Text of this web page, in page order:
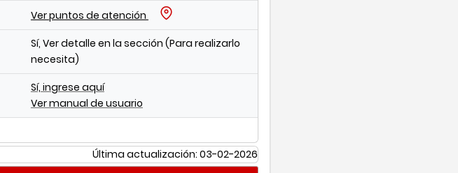
Ver puntos de atención
Sí, Ver detalle en la sección (Para realizarlo
necesita)
Sí, ingrese aquí
Ver manual de usuario
Última actualización: 03-02-2026